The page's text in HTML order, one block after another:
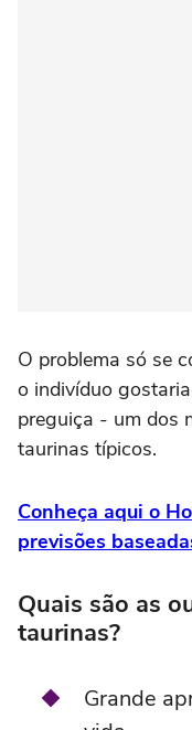
O problema só se
o indivíduo
preguiça - um dos
taurinas típicos.
Conheça aqui o
previsões
Quais são as
taurinas?
Grande